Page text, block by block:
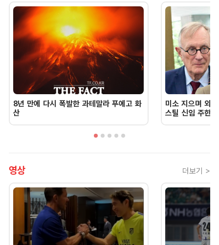
8년 만에 다시 폭발한 과테말라 푸에고 화
산
미소 지으며 외
스틸 신임 주한
영상 더보기 >